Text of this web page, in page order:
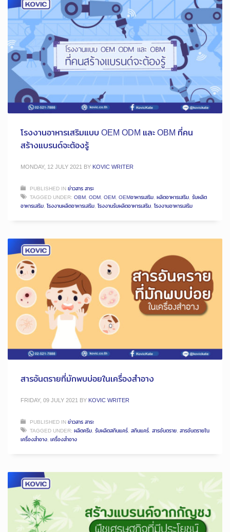
โรงงานอาหารเสริมแบบ OEM ODM และ OBM ที่คน
สร้างแบรนด์จะต้องรู้
MONDAY, 12 JULY 2021 BY KOVIC WRITER
PUBLISHED INข่าวสาร สาระ
TAGGED UNDER: OBM, ODM, OEM, OEMอาหารเสริม, ผลิตอาหารเสริม, รับผลิต
อาหารเสริม, โรงงานผลิตอาหารเสริม, โรงงานรับผลิตอาหารเสริม, โรงงานอาหารเสริม
สารอันตรายที่มักพบบ่อยในเครื่องสำอาง
FRIDAY, 09 JULY 2021 BY KOVIC WRITER
PUBLISHED INข่าวสาร สาระ
TAGGED UNDER: ผลิตครีม, รับผลิตสกินแคร์, สกินแคร์, สารอันตราย, สารอันตรายใน
เครื่องสำอาง, เครื่องสำอาง